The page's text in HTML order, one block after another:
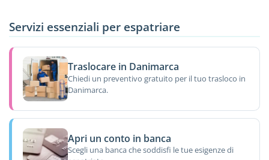
Servizi essenziali per espatriare
Traslocare in Danimarca
Chiedi un preventivo gratuito per il tuo trasloco in
Danimarca.
Apri un conto in banca
Scegli una banca che soddisfi le tue esigenze di